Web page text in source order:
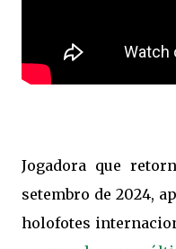
Jogadora que
setembro de 2024,
holofotes